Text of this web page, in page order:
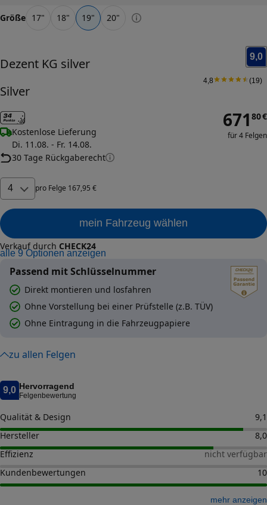
Größe 17" 18" 19" 20"
Dezent KG silver
Silver
9,0
4,8 (19)
Kostenlose Lieferung
Di. 11.08. - Fr. 14.08.
30 Tage Rückgaberecht
671 80€
für 4 Felgen
4 pro Felge 167,95 €
mein Fahrzeug wählen
Verkauf durch CHECK24
alle 9 Optionen anzeigen
Passend mit Schlüsselnummer
Direkt montieren und losfahren
Ohne Vorstellung bei einer Prüfstelle (z.B. TÜV)
Ohne Eintragung in die Fahrzeugpapiere
zu allen Felgen
9,0 Hervorragend
Felgenbewertung
Qualität & Design
9,1
Hersteller
8,0
Effizienz
nicht verfügbar
Kundenbewertungen
10
mehr anzeigen